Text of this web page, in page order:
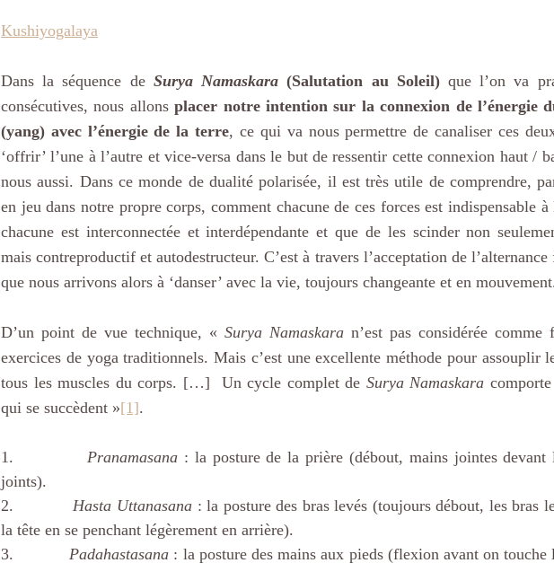
Kushiyogalaya
Dans la séquence de Surya Namaskara (Salutation au Soleil) que l’on va
consécutives, nous allons placer notre intention sur la connexion de l’énergie
(yang) avec l’énergie de la terre, ce qui va nous permettre de canaliser ces
‘offrir’ l’une à l’autre et vice-versa dans le but de ressentir cette connexion haut /
nous aussi. Dans ce monde de dualité polarisée, il est très utile de comprendre,
en jeu dans notre propre corps, comment chacune de ces forces est indispensable à
chacune est interconnectée et interdépendante et que de les scinder non
mais contreproductif et autodestructeur. C’est à travers l’acceptation de
que nous arrivons alors à ‘danser’ avec la vie, toujours changeante et en
D’un point de vue technique, « Surya Namaskara n’est pas considérée comme
exercices de yoga traditionnels. Mais c’est une excellente méthode pour assouplir
tous les muscles du corps. […]  Un cycle complet de Surya Namaskara
qui se succèdent »[1].
1. Pranamasana : la posture de la prière (débout, mains jointes
joints).
2. Hasta Uttanasana : la posture des bras levés (toujours débout, les bras
la tête en se penchant légèrement en arrière).
3. Padahastasana : la posture des mains aux pieds (flexion avant on touche